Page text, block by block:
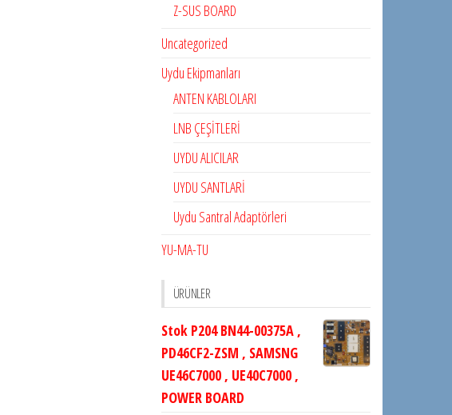
Z-SUS BOARD
Uncategorized
Uydu Ekipmanları
ANTEN KABLOLARI
LNB ÇEŞİTLERİ
UYDU ALICILAR
UYDU SANTLARİ
Uydu Santral Adaptörleri
YU-MA-TU
ÜRÜNLER
Stok P204 BN44-00375A ,
PD46CF2-ZSM , SAMSNG
UE46C7000 , UE40C7000 ,
POWER BOARD